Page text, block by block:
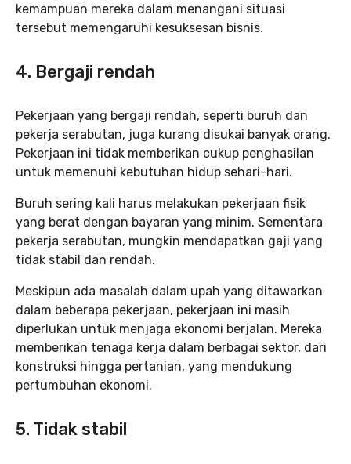
kemampuan mereka dalam menangani situasi
tersebut memengaruhi kesuksesan bisnis.
4. Bergaji rendah
Pekerjaan yang bergaji rendah, seperti buruh dan
pekerja serabutan, juga kurang disukai banyak orang.
Pekerjaan ini tidak memberikan cukup penghasilan
untuk memenuhi kebutuhan hidup sehari-hari.
Buruh sering kali harus melakukan pekerjaan fisik
yang berat dengan bayaran yang minim. Sementara
pekerja serabutan, mungkin mendapatkan gaji yang
tidak stabil dan rendah.
Meskipun ada masalah dalam upah yang ditawarkan
dalam beberapa pekerjaan, pekerjaan ini masih
diperlukan untuk menjaga ekonomi berjalan. Mereka
memberikan tenaga kerja dalam berbagai sektor, dari
konstruksi hingga pertanian, yang mendukung
pertumbuhan ekonomi.
5. Tidak stabil